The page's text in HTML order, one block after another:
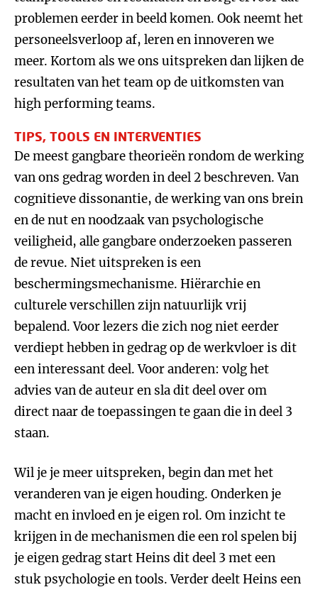
problemen eerder in beeld komen. Ook neemt het
personeelsverloop af, leren en innoveren we
meer. Kortom als we ons uitspreken dan lijken de
resultaten van het team op de uitkomsten van
high performing teams.
TIPS, TOOLS EN INTERVENTIES
De meest gangbare theorieën rondom de werking
van ons gedrag worden in deel 2 beschreven. Van
cognitieve dissonantie, de werking van ons brein
en de nut en noodzaak van psychologische
veiligheid, alle gangbare onderzoeken passeren
de revue. Niet uitspreken is een
beschermingsmechanisme. Hiërarchie en
culturele verschillen zijn natuurlijk vrij
bepalend. Voor lezers die zich nog niet eerder
verdiept hebben in gedrag op de werkvloer is dit
een interessant deel. Voor anderen: volg het
advies van de auteur en sla dit deel over om
direct naar de toepassingen te gaan die in deel 3
staan.
Wil je je meer uitspreken, begin dan met het
veranderen van je eigen houding. Onderken je
macht en invloed en je eigen rol. Om inzicht te
krijgen in de mechanismen die een rol spelen bij
je eigen gedrag start Heins dit deel 3 met een
stuk psychologie en tools. Verder deelt Heins een